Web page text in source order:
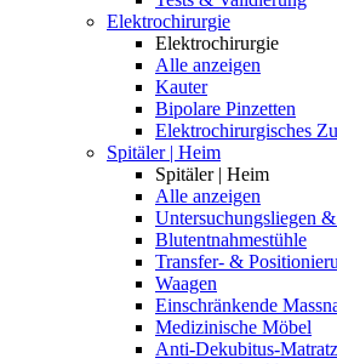
Elektrochirurgie
Elektrochirurgie
Alle anzeigen
Kauter
Bipolare Pinzetten
Elektrochirurgisches
Spitäler | Heim
Spitäler | Heim
Alle anzeigen
Untersuchungsliegen
Blutentnahmestühle
Transfer- &
Waagen
Einschränkende
Medizinische Möbel
Anti-Dekubitus-